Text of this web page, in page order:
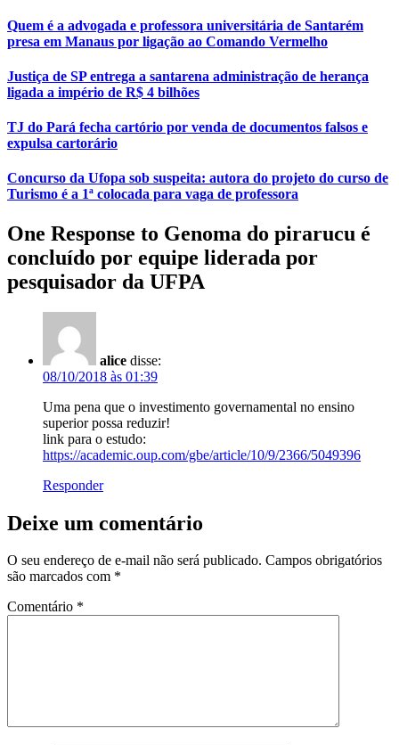
Quem é a advogada e professora universitária de Santarém
presa em Manaus por ligação ao Comando Vermelho
Justiça de SP entrega a santarena administração de herança
ligada a império de R$ 4 bilhões
TJ do Pará fecha cartório por venda de documentos falsos e
expulsa cartorário
Concurso da Ufopa sob suspeita: autora do projeto do curso de
Turismo é a 1ª colocada para vaga de professora
One Response to Genoma do pirarucu é
concluído por equipe liderada por
pesquisador da UFPA
alice disse:
08/10/2018 às 01:39
Uma pena que o investimento governamental no ensino
superior possa reduzir!
link para o estudo:
https://academic.oup.com/gbe/article/10/9/2366/5049396
Responder
Deixe um comentário
O seu endereço de e-mail não será publicado. Campos obrigatórios
são marcados com *
Comentário *